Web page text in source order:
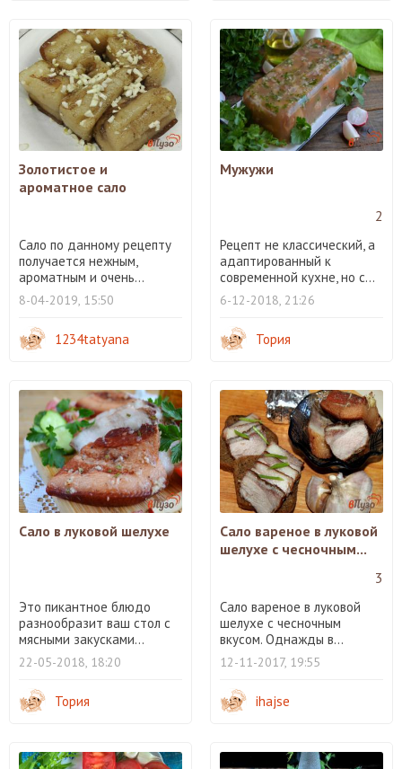
Золотистое и
ароматное сало
Сало по данному рецепту
получается нежным,
ароматным и очень...
8-04-2019, 15:50
1234tatyana
Мужужи
2
Рецепт не классический, а
адаптированный к
современной кухне, но с...
6-12-2018, 21:26
Тория
Сало в луковой шелухе
Это пикантное блюдо
разнообразит ваш стол с
мясными закусками...
22-05-2018, 18:20
Тория
Сало вареное в луковой
шелухе с чесночным...
3
Сало вареное в луковой
шелухе с чесночным
вкусом. Однажды в...
12-11-2017, 19:55
ihajse